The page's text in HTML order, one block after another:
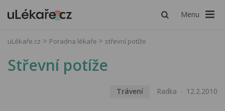
Menu
uLékaře.cz Poradna lékaře střevní potíže
Střevní potíže
Trávení Radka 12.2.2010